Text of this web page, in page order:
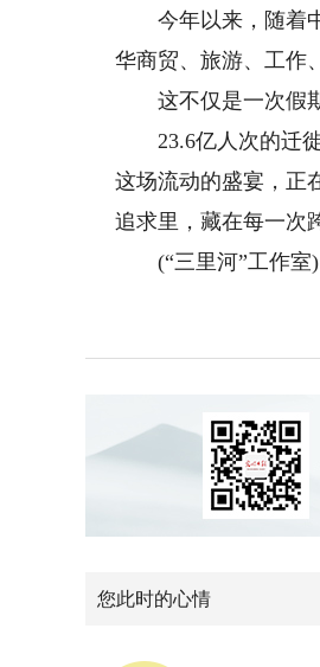
今年以来，随着中
华商贸、旅游、工作
这不仅是一次假期
23.6亿人次的迁徙
这场流动的盛宴，正
追求里，藏在每一次
(“三里河”工作室)
您此时的心情